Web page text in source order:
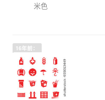
米色
16年前：